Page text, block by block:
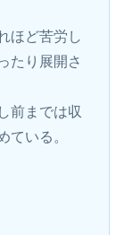
ほど苦労し
たり展開さ
前までは収
ている。